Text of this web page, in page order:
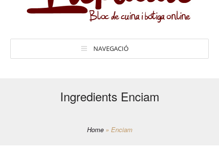
NAVEGACIÓ
Ingredients Enciam
Home » Enciam